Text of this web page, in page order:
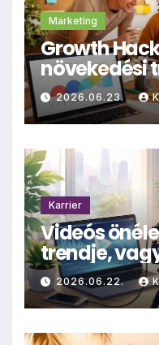
Marketing
Growth
növekedési
2026.06.23.
Karrier
Videós
trendje,
hűhó?
2026.06.22.